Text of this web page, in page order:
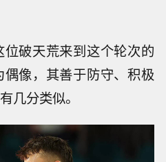
破天荒来到这个轮次的
像，其善于防守、积极
几分类似。